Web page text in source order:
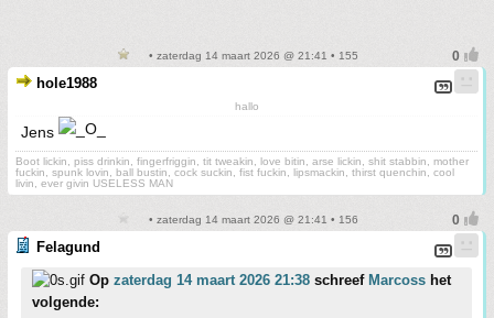
• zaterdag 14 maart 2026 @ 21:41 • 155
hole1988
hallo
Jens
Boot lickin, piss drinkin, fingerfriggin, tit tweakin, love bitin, arse lickin, shit stabbin, mother
fuckin, spunk lovin, ball bustin, cock suckin, fist fuckin, lipsmackin, thirst quenchin, cool
livin, ever givin USELESS MAN
• zaterdag 14 maart 2026 @ 21:41 • 156
Felagund
Op zaterdag 14 maart 2026 21:38 schreef Marcoss het
volgende: